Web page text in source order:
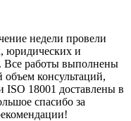
недели провели
юридических и
Все работы выполнены
консультаций,
ISO 18001 доставлены в
спасибо за